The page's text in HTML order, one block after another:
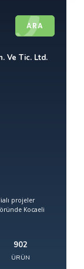
ARA
Ve Tic. Ltd.
projeler
Kocaeli
902
ÜRÜN